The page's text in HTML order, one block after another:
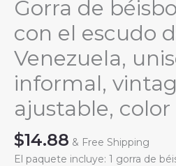
Gorra de
con el escudo
Venezuela,
informal,
ajustable,
$14.88 & Free Shipping
El paquete incluye: 1 gorra de